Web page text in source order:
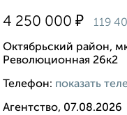
4 250 000 ₽ 119
Октябрьский район,
Революционная 26к2
Телефон: показать
Агентство, 07.08.2026